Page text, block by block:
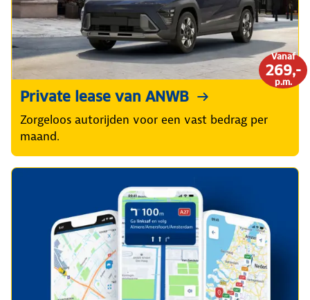
Vanaf
269,-
p.m.
Private lease van ANWB
Zorgeloos autorijden voor een vast bedrag per
maand.